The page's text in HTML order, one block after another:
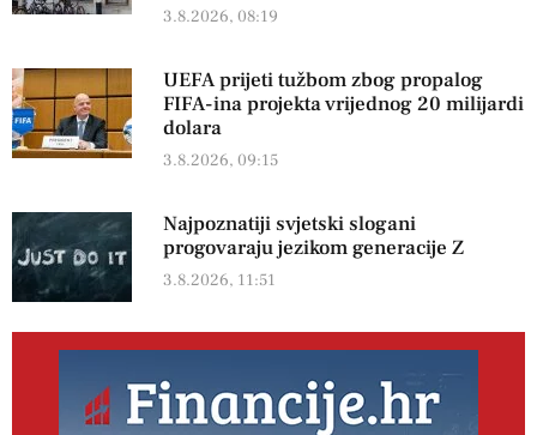
3.8.2026, 08:19
UEFA prijeti tužbom zbog propalog
FIFA-ina projekta vrijednog 20 milijardi
dolara
3.8.2026, 09:15
Najpoznatiji svjetski slogani
progovaraju jezikom generacije Z
3.8.2026, 11:51